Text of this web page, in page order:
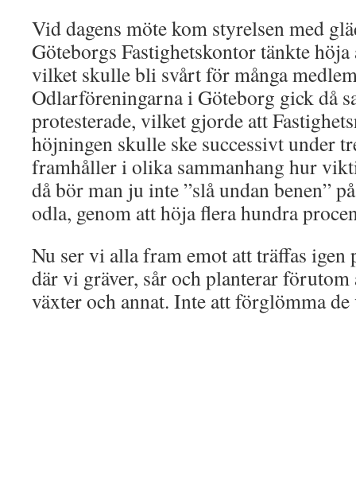
Vid dagens möte kom styrelsen med
Göteborgs Fastighetskontor tänkte höja
vilket skulle bli svårt för många
Odlarföreningarna i Göteborg gick då
protesterade, vilket gjorde att
höjningen skulle ske successivt under
framhåller i olika sammanhang hur
då bör man ju inte ”slå undan benen”
odla, genom att höja flera hundra
Nu ser vi alla fram emot att träffas igen
där vi gräver, sår och planterar förutom
växter och annat. Inte att förglömma